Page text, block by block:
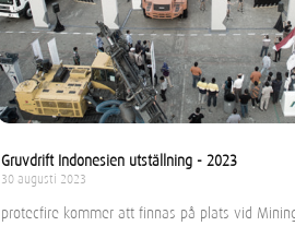
Gruvdrift Indonesien utställning - 2023
30 augusti 2023
protecfire kommer att finnas på plats vid